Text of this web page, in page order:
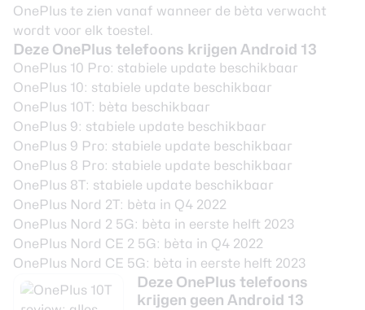
OnePlus te zien vanaf wanneer de bèta verwacht
wordt voor elk toestel.
Deze OnePlus telefoons krijgen Android 13
OnePlus 10 Pro: stabiele update beschikbaar
OnePlus 10: stabiele update beschikbaar
OnePlus 10T: bèta beschikbaar
OnePlus 9: stabiele update beschikbaar
OnePlus 9 Pro: stabiele update beschikbaar
OnePlus 8 Pro: stabiele update beschikbaar
OnePlus 8T: stabiele update beschikbaar
OnePlus Nord 2T: bèta in Q4 2022
OnePlus Nord 2 5G: bèta in eerste helft 2023
OnePlus Nord CE 2 5G : bèta in Q4 2022
OnePlus Nord CE 5G : bèta in eerste helft 2023
Deze OnePlus telefoons
krijgen geen Android 13